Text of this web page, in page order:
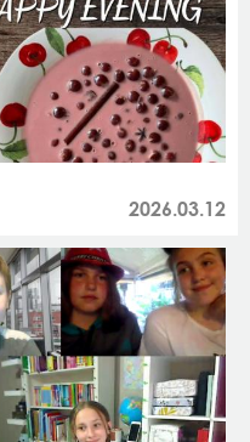
2026.03.12